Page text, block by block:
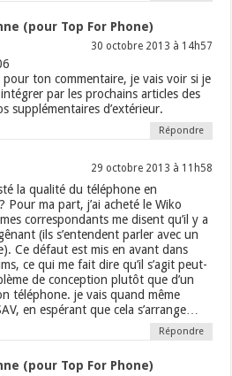
(pour Top For Phone)
30 octobre 2013 à 14h57
pour ton commentaire, je vais voir si je
par les prochains articles des
supplémentaires d’extérieur.
Répondre
29 octobre 2013 à 11h58
la qualité du téléphone en
Pour ma part, j’ai acheté le Wiko
correspondants me disent qu’il y a
(ils s’entendent parler avec un
Ce défaut est mis en avant dans
ce qui me fait dire qu’il s’agit peut-
de conception plutôt que d’un
téléphone. je vais quand même
en espérant que cela s’arrange…
Répondre
(pour Top For Phone)